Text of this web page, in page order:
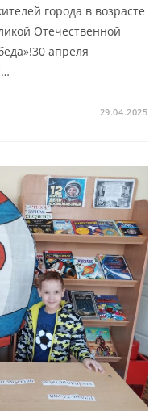
города в возрасте
Отечественной
апреля
29.04.2025